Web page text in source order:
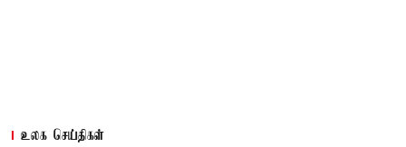
உலக செய்திகள்